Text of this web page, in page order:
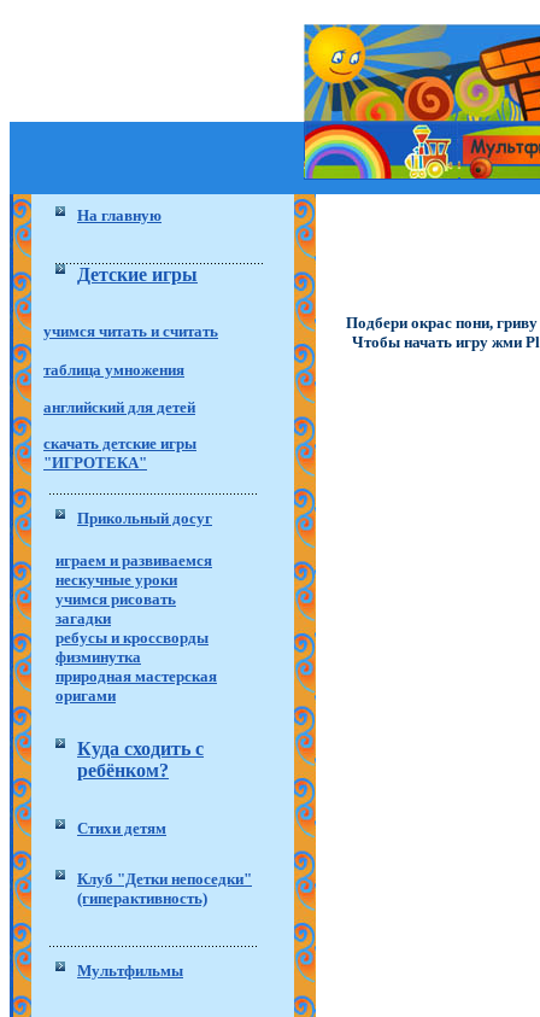
На главную
Детские игры
учимся читать и считать
таблица умножения
английский для детей
скачать детские игры
"ИГРОТЕКА"
Прикольный досуг
играем и развиваемся
нескучные уроки
учимся рисовать
загадки
ребусы и кроссворды
физминутка
природная мастерская
оригами
Куда сходить с
ребёнком?
Стихи детям
Клуб "Детки непоседки"
(гиперактивность)
Мультфильмы
Подбери окрас пони,
Чтобы начать игру жми